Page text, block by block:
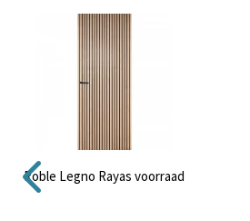
Roble Legno Rayas voorraad